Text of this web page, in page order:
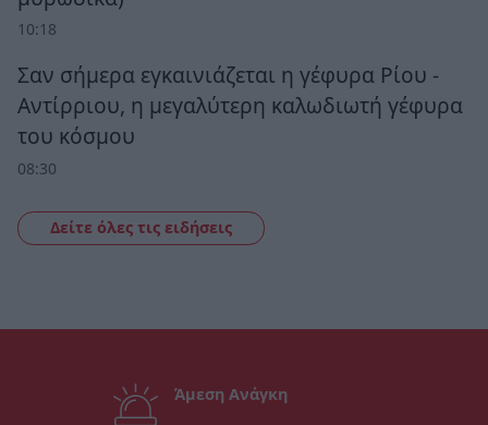
10:18
Σαν σήμερα εγκαινιάζεται η γέφυρα Ρίου -
Αντίρριου, η μεγαλύτερη καλωδιωτή γέφυρα
του κόσμου
08:30
Δείτε όλες τις ειδήσεις
Άμεση Ανάγκη